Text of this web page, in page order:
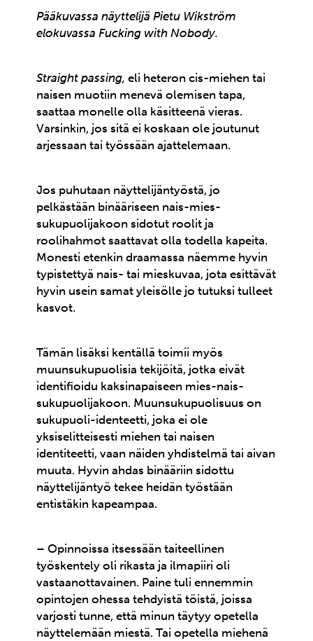
Pääkuvassa näyttelijä Pietu Wikström
elokuvassa Fucking with Nobody.
Straight passing, eli heteron cis-miehen tai
naisen muotiin menevä olemisen tapa,
saattaa monelle olla käsitteenä vieras.
Varsinkin, jos sitä ei koskaan ole joutunut
arjessaan tai työssään ajattelemaan.
Jos puhutaan näyttelijäntyöstä, jo
pelkästään binääriseen nais-mies-
sukupuolijakoon sidotut roolit ja
roolihahmot saattavat olla todella kapeita.
Monesti etenkin draamassa näemme hyvin
typistettyä nais- tai mieskuvaa, jota esittävät
hyvin usein samat yleisölle jo tutuksi tulleet
kasvot.
Tämän lisäksi kentällä toimii myös
muunsukupuolisia tekijöitä, jotka eivät
identifioidu kaksinapaiseen mies-nais-
sukupuolijakoon. Muunsukupuolisuus on
sukupuoli-identeetti, joka ei ole
yksiselitteisesti miehen tai naisen
identiteetti, vaan näiden yhdistelmä tai aivan
muuta. Hyvin ahdas binääriin sidottu
näyttelijäntyö tekee heidän työstään
entistäkin kapeampaa.
– Opinnoissa itsessään taiteellinen
työskentely oli rikasta ja ilmapiiri oli
vastaanottavainen. Paine tuli ennemmin
opintojen ohessa tehdyistä töistä, joissa
varjosti tunne, että minun täytyy opetella
näyttelemään miestä. Tai opetella miehenä